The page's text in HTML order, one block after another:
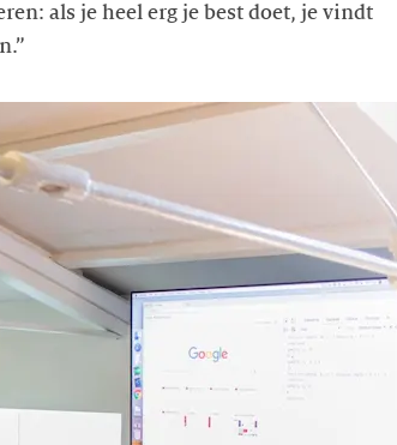
als je heel erg je best doet, je vindt